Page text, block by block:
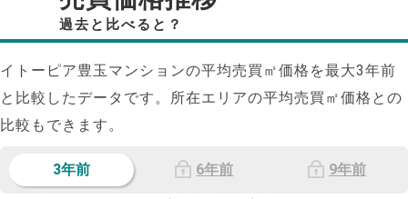
過去と比べると？
イトーピア豊玉マンションの平均売買㎡価格を最大3年前
と比較したデータです。所在エリアの平均売買㎡価格との
比較もできます。
3年前 6年前 9年前